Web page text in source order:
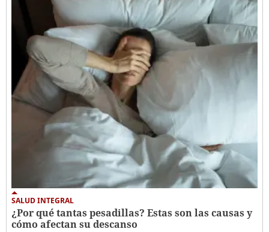
SALUD INTEGRAL
¿Por qué tantas pesadillas? Estas son las causas y
cómo afectan su descanso